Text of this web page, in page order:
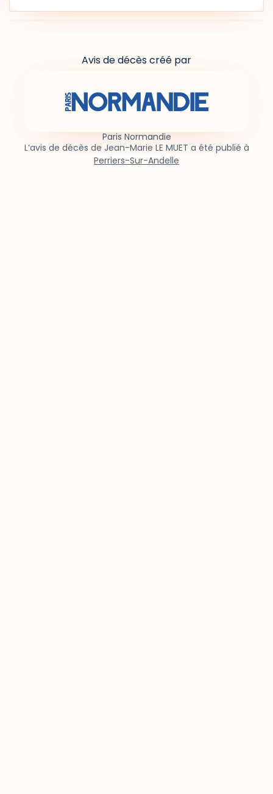
Avis de décès créé par
Paris Normandie
L’avis de décès de Jean-Marie LE MUET a été publié à
Perriers-Sur-Andelle